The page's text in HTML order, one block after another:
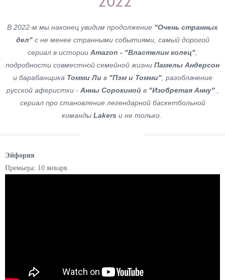
В 2022-м мы наконец увидим продолжение "Очень странных
дел"с не менее странными событиями, самый дорогой
сериал в истории Amazon - "Властелин колец"
подробности совместной семейной жизни Памелы Андерсон
и барабанщика Томми Лив"Пэм и Томми", разоблачение
русской аферистки -Анны Сорокинойв"Изобретая Анну",
сериал про становление легендарной баскетбольной
команды Lakersи не только.
Эйфория
Премьера: 10 января